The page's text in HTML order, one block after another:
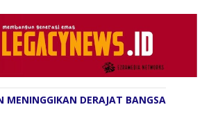
MENINGGIKAN DERAJAT BANGSA